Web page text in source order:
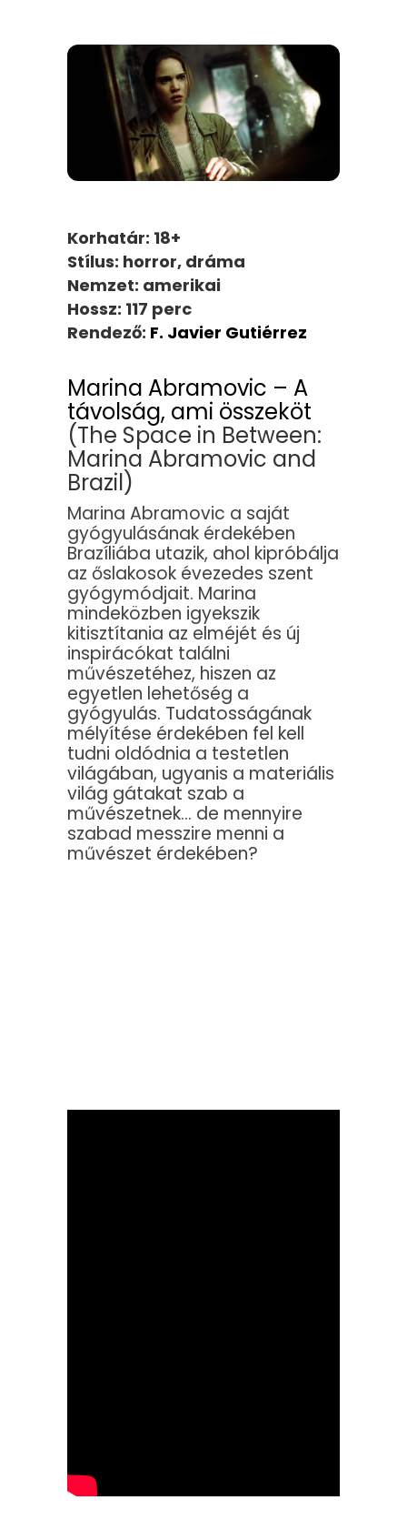
Korhatár: 18+
Stílus: horror, dráma
Nemzet: amerikai
Hossz: 117 perc
Rendező: F. Javier Gutiérrez
Marina Abramovic – A
távolság, ami összeköt
(The Space in Between:
Marina Abramovic and
Brazil)
Marina Abramovic a saját
gyógyulásának érdekében
Brazíliába utazik, ahol kipróbálja
az őslakosok évezedes szent
gyógymódjait. Marina
mindeközben igyekszik
kitisztítania az elméjét és új
inspirácókat találni
művészetéhez, hiszen az
egyetlen lehetőség a
gyógyulás. Tudatosságának
mélyítése érdekében fel kell
tudni oldódnia a testetlen
világában, ugyanis a materiális
világ gátakat szab a
művészetnek… de mennyire
szabad messzire menni a
művészet érdekében?